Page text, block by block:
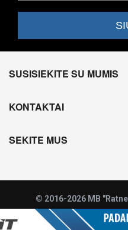
SUSISIEKITE SU MUMIS
KONTAKTAI
SEKITE MUS
© 2016-2026 MB